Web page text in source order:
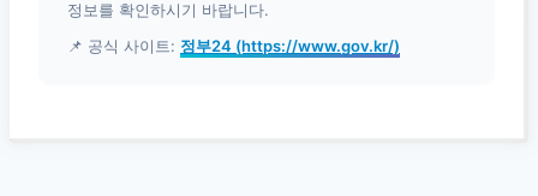
정보를 확인하시기 바랍니다.
📌 공식 사이트: 정부24 (https://www.gov.kr/)